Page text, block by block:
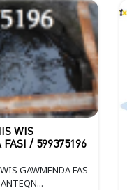
WIS
/ 599375196
GAWMENDA FAS